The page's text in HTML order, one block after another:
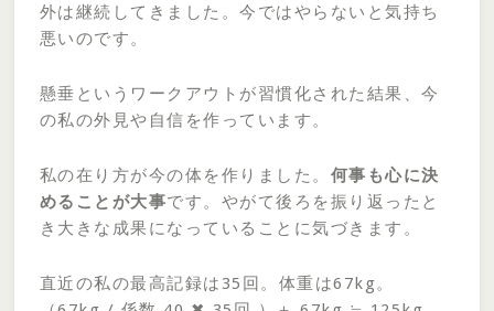
外は継続してきました。今ではやらないと気持ち
悪いのです。
懸垂というワークアウトが習慣化された結果、今
の私の外見や自信を作っています。
私の在り方が今の体を作りました。 何事も心に決
めることが大事です。やがて後ろを振り返ったと
き大きな成果になっていることに気づきます。
直近の私の最高記録は35回。体重は67kg。